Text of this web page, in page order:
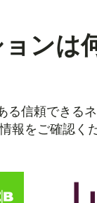
ンは
る信頼できる
報をご確認く